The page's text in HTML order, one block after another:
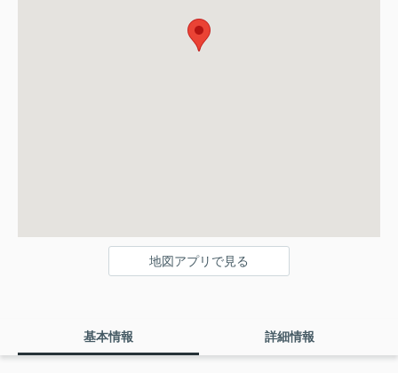
地図アプリで見る
基本情報 詳細情報